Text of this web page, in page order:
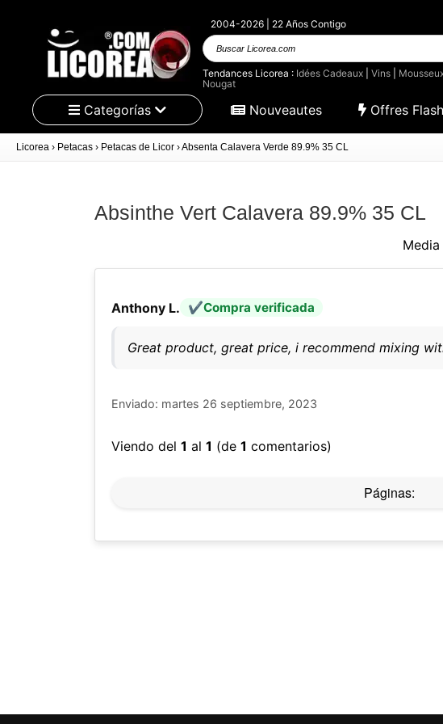
2004-2026 | 22 Años Contigo
Buscar
Licorea.com
Tendances Licorea : Idées Cadeaux| Vins|
Nougat
Categorías Nouveautes Offres Flash
Licorea › Petacas › Petacas de Licor ›Absenta Calavera Verde 89.9% 35 CL
Absinthe Vert Calavera 89.9% 35 CL
Anthony L. Compra verificada
Great product, great price, i recommend mixing
Enviado: martes 26 septiembre, 2023
Viendo del 1 al 1 (de 1 comentarios)
Páginas: